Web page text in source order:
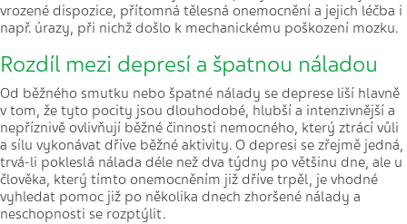
vrozené dispozice, přítomná tělesná onemocnění a jejich léčba i
např. úrazy, při nichž došlo k mechanickému poškození mozku.
Rozdíl mezi depresí a špatnou náladou
Od běžného smutku nebo špatné nálady se deprese liší hlavně
v tom, že tyto pocity jsou dlouhodobé, hlubší a intenzivnější a
nepříznivě ovlivňují běžné činnosti nemocného, který ztrácí vůli
a sílu vykonávat dříve běžné aktivity. O depresi se zřejmě jedná,
trvá-li pokleslá nálada déle než dva týdny po většinu dne, ale u
člověka, který tímto onemocněním již dříve trpěl, je vhodné
vyhledat pomoc již po několika dnech zhoršené nálady a
neschopnosti se rozptýlit.